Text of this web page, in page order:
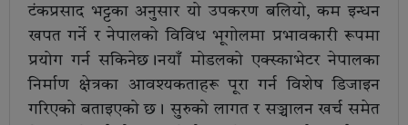
टंकप्रसाद भट्टका अनुसार यो उपकरण बलियो, कम इन्धन
खपत गर्ने र नेपालको विविध भूगोलमा प्रभावकारी रूपमा
प्रयोग गर्न सकिनेछ।नयाँ मोडलको एक्स्काभेटर नेपालका
निर्माण क्षेत्रका आवश्यकताहरू पूरा गर्न विशेष डिजाइन
गरिएको बताइएको छ। सुरुको लागत र सञ्चालन खर्च समेत